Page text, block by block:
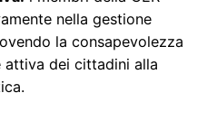
nella gestione
la consapevolezza
dei cittadini alla